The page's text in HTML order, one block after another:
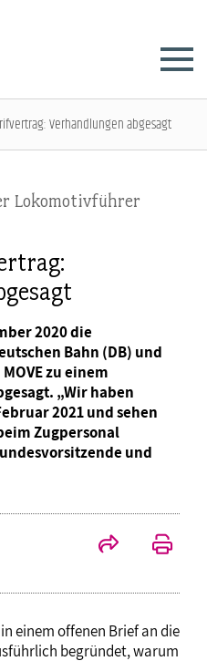
Verhandlungen abgesagt
Lokomotivführer
2020 die
Bahn (DB) und
zu einem
„Wir haben
2021 und sehen
Zugpersonal
und
einem offenen Brief an die
begründet, warum